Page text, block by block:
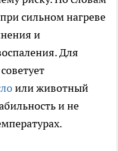
сильном нагреве
и
Для
или животный
и не